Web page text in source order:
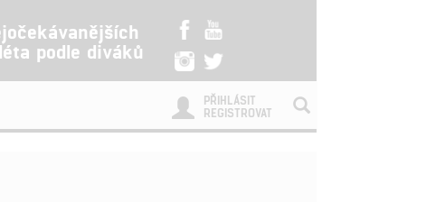
podle diváků
PŘIHLÁSIT
REGISTROVAT